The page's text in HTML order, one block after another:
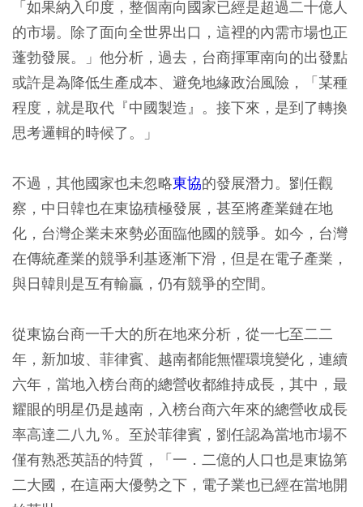
「如果納入印度，整個南向國家已經是超過二十億人
的市場。除了面向全世界出口，這裡的內需市場也正
蓬勃發展。」他分析，過去，台商揮軍南向的出發點
或許是為降低生產成本、避免地緣政治風險，「某種
程度，就是取代『中國製造』。接下來，是到了轉換
思考邏輯的時候了。」
不過，其他國家也未忽略東協的發展潛力。劉任觀
察，中日韓也在東協積極發展，甚至將產業鏈在地
化，台灣企業未來勢必面臨他國的競爭。如今，台灣
在傳統產業的競爭利基逐漸下滑，但是在電子產業，
與日韓則是互有輸贏，仍有競爭的空間。
從東協台商一千大的所在地來分析，從一七至二二
年，新加坡、菲律賓、越南都能無懼環境變化，連續
六年，當地入榜台商的總營收都維持成長，其中，最
耀眼的明星仍是越南，入榜台商六年來的總營收成長
率高達二八九％。至於菲律賓，劉任認為當地市場不
僅有熟悉英語的特質，「一．二億的人口也是東協第
二大國，在這兩大優勢之下，電子業也已經在當地開